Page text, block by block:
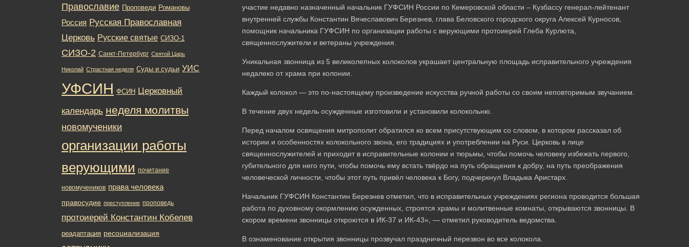
участие недавно назначенный начальник ГУФСИН России по Кемеровской области – Кузбассу генерал-лейтенант
внутренней службы Константин Вячеславович Березнев, глава Беловского городского округа Алексей Курносов,
помощник начальника ГУФСИН по организации работы с верующими протоиерей Глеба Курлюта,
священнослужители и ветераны учреждения.
Уникальная звонница из 5 великолепных колоколов украшает центральную площадь исправительного учреждения
недалеко от храма при колонии.
Каждый колокол — это по-настоящему произведение искусства ручной работы со своим неповторимым звучанием.
В течение двух недель осужденные изготовили и установили колокольню.
Перед началом освящения митрополит обратился ко всем присутствующим со словом, в котором рассказал об
истории и особенностях колокольного звона, его традициях и употреблении на Руси. Церковь в лице
священнослужителей и приходит в исправительные колонии и тюрьмы, чтобы помочь человеку избежать первого,
губительного для него пути, чтобы помочь ему встать твёрдо на путь обращения к добру, на путь преображения
человеческой личности, чтобы этот путь привёл человека к Богу, подчеркнул Владыка Аристарх.
Начальник ГУФСИН Константин Березнев отметил, что в исправительных учреждениях региона проводится большая
работа по духовному окормлению осужденных, строятся храмы и молитвенные комнаты, открываются звонницы. В
скором времени звонницы откроются в ИК-37 и ИК-43», — отметил руководитель ведомства.
В ознаменование открытия звонницы прозвучал праздничный перезвон во все колокола.
Православие Проповеди Романовы
Россия Русская Православная
Церковь Русские святые СИЗО-1
СИЗО-2 Санкт-Петербург Святой Царь
Николай Страстная неделя Суды и судьи УИС
УФСИН ФСИН Церковный
календарь неделя молитвы
новомученики
организации работы
верующими почитание
новомучеников права человека
правосудие преступление проповедь
протоиерей Константин Кобелев
реадаптация ресоциализация